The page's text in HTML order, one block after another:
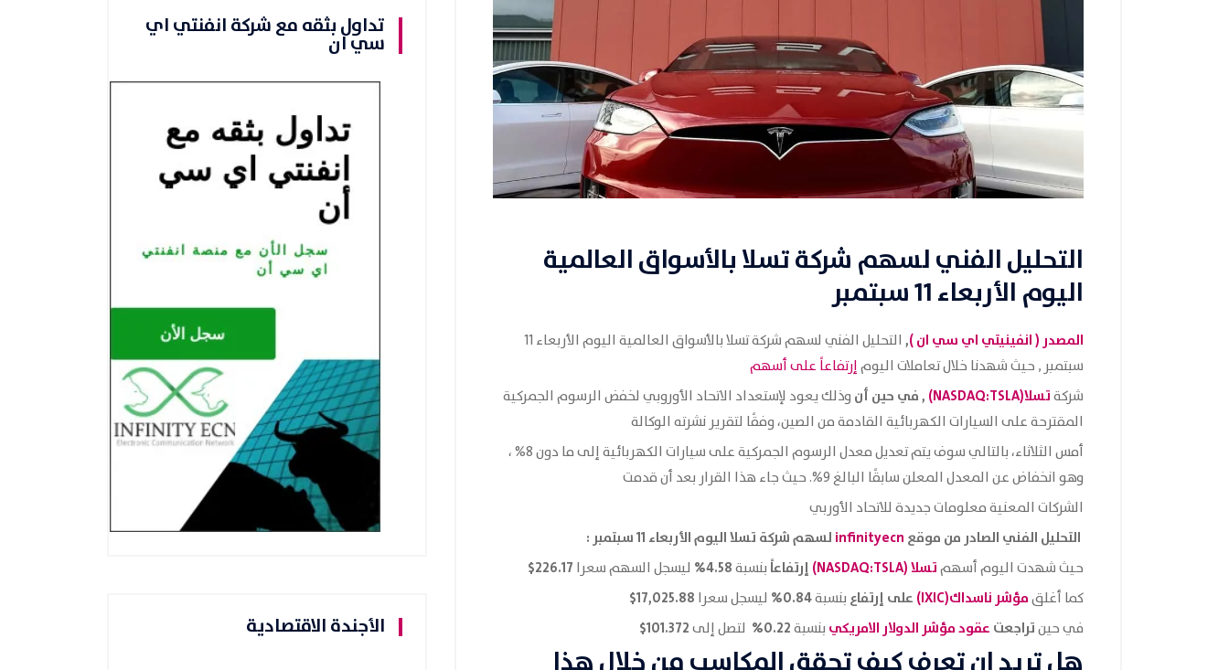
التحليل الفني لسهم شركة تسلا بالأسواق العالمية
اليومالأربعاء 11 سبتمبر
المصدر (انفينيتي اي سي ان)
,
التحليل الفني لسهم شركة تسلا بالأسواق العالمية اليوم الأربعاء 11
سبتمبر , حيث شهدنا خلال تعاملات اليومإرتفاعاً على أسهم
شركةتسلا(NASDAQ:TSLA) , في حين أن وذلك يعود لإستعداد الاتحاد الأوروبي لخفض الرسوم الجمركية
المقترحة على السيارات الكهربائية القادمة من الصين، وفقًا لتقرير نشرته الوكالة
أمس الثلاثاء، بالتالي سوف يتم تعديل معدل الرسوم الجمركية على سيارات الكهربائية إلى ما دون 8% ،
وهو انخفاض عن المعدل المعلن سابقًا البالغ 9%. حيث جاء هذا القرار بعد أن قدمت
الشركات المعنية معلومات جديدة للاتحاد الأوربي
التحليل الفني الصادر من موقع infinityecn لسهم شركة تسلا اليوم الأربعاء 11 سبتمبر :
حيث شهدت اليوم أسهمتسلا (NASDAQ:TSLA) إرتفاعاً بنسبة ليسجل السهم سعرا 226.17$
كما أغلقمؤشر ناسداك(IXIC) على إرتفاع بنسبة0.84% ليسجل سعرا 17,025.88$
في حينتراجعت عقود مؤشر الدولارالامريكي بنسبة0.22% لتصل إلى101.372$
تداول بثقه مع شركة انفنتي اي
سي ان
الأجندة الاقتصادية